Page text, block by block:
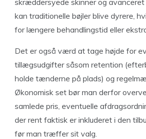
skræddersyede skinner og avanceret
kan traditionelle bøjler blive dyrere,
for længere behandlingstid eller
Det er også værd at tage højde for
tillægsudgifter såsom retention
holde tænderne på plads) og
Økonomisk set bør man derfor
samlede pris, eventuelle
der rent faktisk er inkluderet i den
før man træffer sit valg.